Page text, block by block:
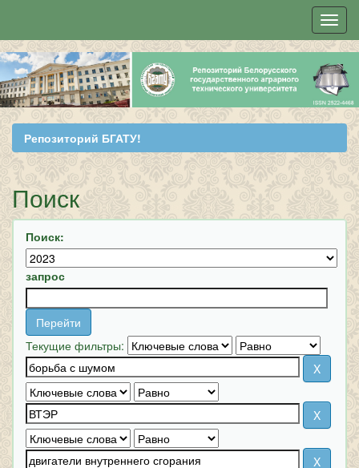
Skip
navigation
Репозиторий БГАТУ!
Поиск
Поиск:
запрос
Текущие фильтры: